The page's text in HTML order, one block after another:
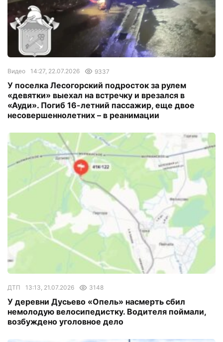
Видео 14:27, 22.07.2026 9337
У поселка Лесогорский подросток за рулем
«девятки» выехал на встречку и врезался в
«Ауди». Погиб 16-летний пассажир, еще двое
несовершеннолетних – в реанимации
ДТП 13:13, 21.07.2026 3148
У деревни Дусьево «Опель» насмерть сбил
немолодую велосипедистку. Водителя поймали,
возбуждено уголовное дело